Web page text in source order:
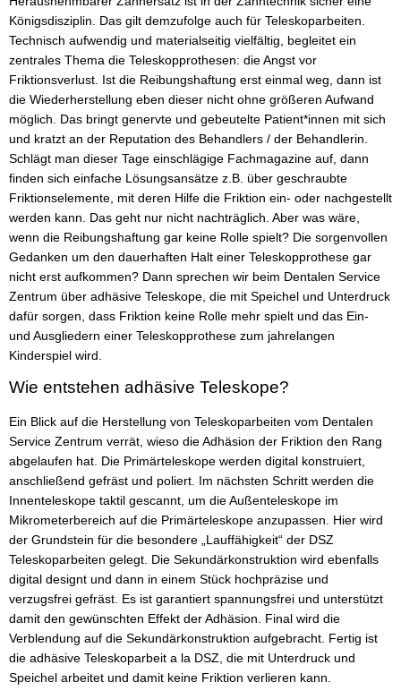
Königsdisziplin. Das gilt demzufolge auch für Teleskoparbeiten.
Technisch aufwendig und materialseitig vielfältig, begleitet ein
zentrales Thema die Teleskopprothesen: die Angst vor
Friktionsverlust. Ist die Reibungshaftung erst einmal weg, dann ist
die Wiederherstellung eben dieser nicht ohne größeren Aufwand
möglich. Das bringt genervte und gebeutelte Patient*innen mit sich
und kratzt an der Reputation des Behandlers / der Behandlerin.
Schlägt man dieser Tage einschlägige Fachmagazine auf, dann
finden sich einfache Lösungsansätze z.B. über geschraubte
Friktionselemente, mit deren Hilfe die Friktion ein- oder nachgestellt
werden kann. Das geht nur nicht nachträglich. Aber was wäre,
wenn die Reibungshaftung gar keine Rolle spielt? Die sorgenvollen
Gedanken um den dauerhaften Halt einer Teleskopprothese gar
nicht erst aufkommen? Dann sprechen wir beim Dentalen Service
Zentrum über adhäsive Teleskope, die mit Speichel und Unterdruck
dafür sorgen, dass Friktion keine Rolle mehr spielt und das Ein-
und Ausgliedern einer Teleskopprothese zum jahrelangen
Kinderspiel wird.
Wie entstehen adhäsive Teleskope?
Ein Blick auf die Herstellung von Teleskoparbeiten vom Dentalen
Service Zentrum verrät, wieso die Adhäsion der Friktion den Rang
abgelaufen hat. Die Primärteleskope werden digital konstruiert,
anschließend gefräst und poliert. Im nächsten Schritt werden die
Innenteleskope taktil gescannt, um die Außenteleskope im
Mikrometerbereich auf die Primärteleskope anzupassen. Hier wird
der Grundstein für die besondere „Lauffähigkeit“ der DSZ
Teleskoparbeiten gelegt. Die Sekundärkonstruktion wird ebenfalls
digital designt und dann in einem Stück hochpräzise und
verzugsfrei gefräst. Es ist garantiert spannungsfrei und unterstützt
damit den gewünschten Effekt der Adhäsion. Final wird die
Verblendung auf die Sekundärkonstruktion aufgebracht. Fertig ist
die adhäsive Teleskoparbeit a la DSZ, die mit Unterdruck und
Speichel arbeitet und damit keine Friktion verlieren kann.